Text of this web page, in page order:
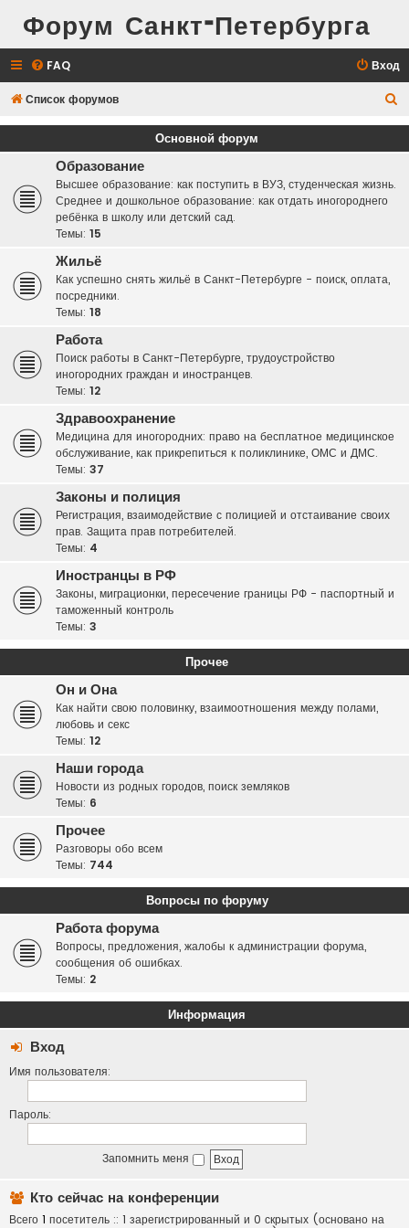
Форум Санкт-Петербурга
FAQ Вход
Список форумов
о
Основной форум
Образование
Высшее образование: как поступить в ВУЗ, студенческая жизнь.
Среднее и дошкольное образование: как отдать иногороднего
ребёнка в школу или детский сад.
Темы: 15
Жильё
Как успешно снять жильё в Санкт-Петербурге - поиск, оплата,
посредники.
Темы: 18
Работа
Поиск работы в Санкт-Петербурге, трудоустройство
иногородних граждан и иностранцев.
Темы: 12
Здравоохранение
Медицина для иногородних: право на бесплатное медицинское
обслуживание, как прикрепиться к поликлинике, ОМС и ДМС.
Темы: 37
Законы и полиция
Регистрация, взаимодействие с полицией и отстаивание своих
прав. Защита прав потребителей.
Темы: 4
Иностранцы в РФ
Законы, миграционки, пересечение границы РФ - паспортный и
таможенный контроль
Темы: 3
Прочее
Он и Она
Как найти свою половинку, взаимоотношения между полами,
любовь и секс
Темы: 12
Наши города
Новости из родных городов, поиск земляков
Темы: 6
Прочее
Разговоры обо всем
Темы: 744
Вопросы по форуму
Работа форума
Вопросы, предложения, жалобы к администрации форума,
сообщения об ошибках.
Темы: 2
Информация
Вход
Имя пользователя:
Пароль:
Запомнить меня
Кто сейчас на конференции
Всего 1 посетитель :: 1 зарегистрированный и 0 скрытых (основано на